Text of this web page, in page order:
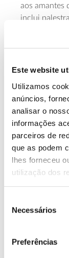
Este website
Utilizamos
anúncios,
analisar o
informações
parceiros de
que as podem
lhes forneceu
utilização dos
Necessários
Preferências
aos amantes
inclui
sessões
no terreno.
Saber mais
13.07.2026
Genoma do
conhecer
Registar